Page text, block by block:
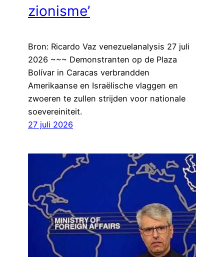
zionisme’
Bron: Ricardo Vaz venezuelanalysis 27 juli
2026 ~~~ Demonstranten op de Plaza
Bolívar in Caracas verbrandden
Amerikaanse en Israëlische vlaggen en
zwoeren te zullen strijden voor nationale
soevereiniteit.
27 juli 2026